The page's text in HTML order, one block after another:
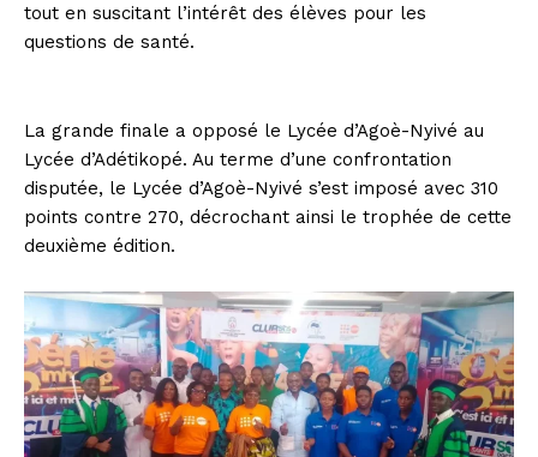
tout en suscitant l’intérêt des élèves pour les
questions de santé.
La grande finale a opposé le Lycée d’Agoè-Nyivé au
Lycée d’Adétikopé. Au terme d’une confrontation
disputée, le Lycée d’Agoè-Nyivé s’est imposé avec 310
points contre 270, décrochant ainsi le trophée de cette
deuxième édition.